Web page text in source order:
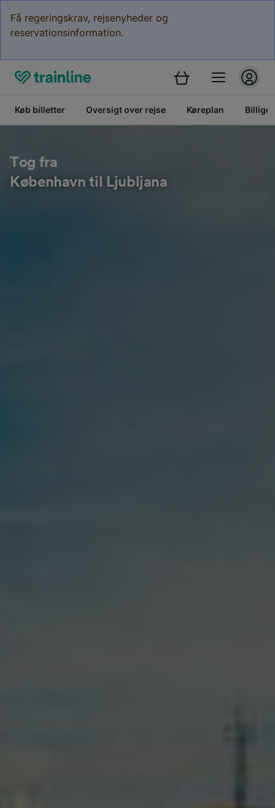
Få regeringskrav, rejsenyheder og
reservationsinformation.
Køb billetter Oversigt over rejse Køreplan Billige
Tog fra
København til Ljubljana